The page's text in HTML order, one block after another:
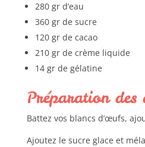
280 gr d’eau
360 gr de sucre
120 gr de cacao
210 gr de crème liquide
14 gr de gélatine
Préparation des
Battez vos blancs d’œufs,
Ajoutez le sucre glace et